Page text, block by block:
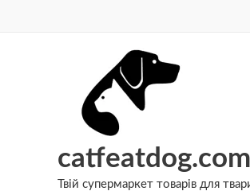
catfeatdog.com
Твій супермаркет товарів для